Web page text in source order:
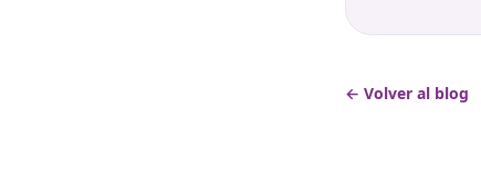
← Volver al blog